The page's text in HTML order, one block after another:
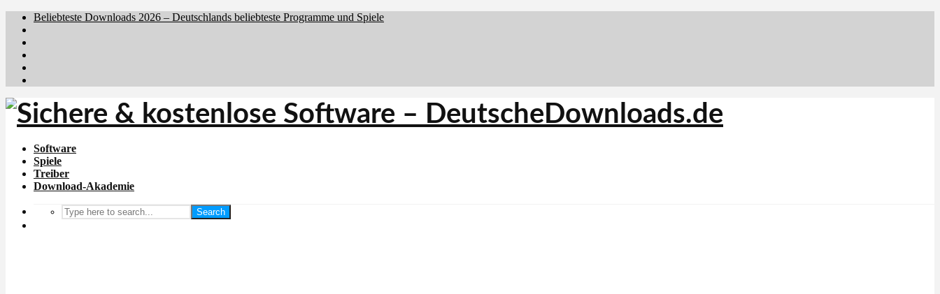
Beliebteste Downloads 2026 – Deutschlands beliebteste Programme und Spiele
Software
Spiele
Treiber
Download-Akademie
Search